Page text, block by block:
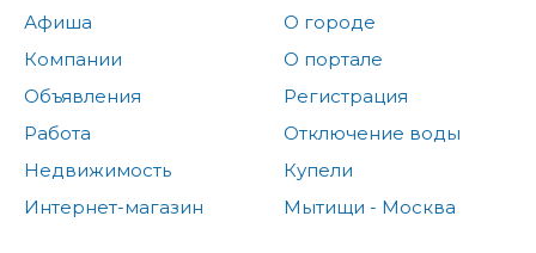
Афиша
Компании
Объявления
Работа
Недвижимость
Интернет-магазин
О городе
О портале
Регистрация
Отключение воды
Купели
Мытищи - Москва